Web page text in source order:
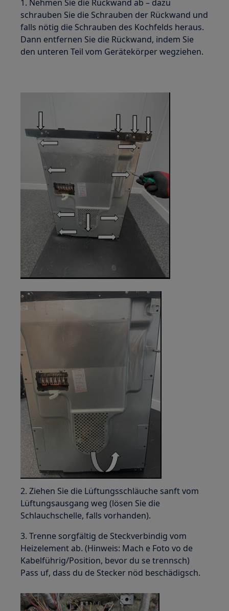
1. Nehmen Sie die Rückwand ab – dazu
schrauben Sie die Schrauben der Rückwand und
falls nötig die Schrauben des Kochfelds heraus.
Dann entfernen Sie die Rückwand, indem Sie
den unteren Teil vom Gerätekörper wegziehen.
2. Ziehen Sie die Lüftungsschläuche sanft vom
Lüftungsausgang weg (lösen Sie die
Schlauchschelle, falls vorhanden).
3. Trenne sorgfältig de Steckverbindig vom
Heizelement ab. (Hinweis: Mach e Foto vo de
Kabelführig/Position, bevor du se trennsch)
Pass uf, dass du de Stecker nöd beschädigsch.